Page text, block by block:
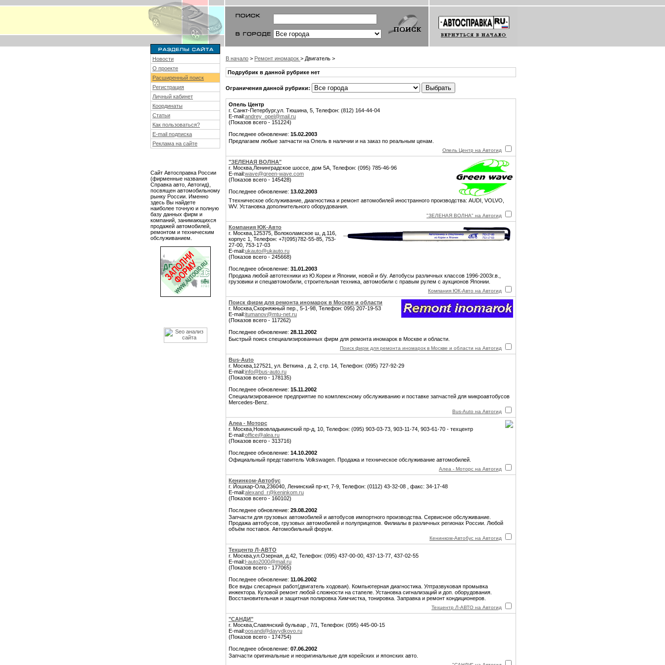
Новости
О проекте
Расширенный поиск
Регистрация
Личный кабинет
Координаты
Статьи
Как пользоваться?
E-mail подписка
Реклама на сайте
Сайт Автосправка России
(фирменные названия
Справка авто, Автогид),
посвящен автомобильному
рынку России. Именно
здесь Вы найдете
наиболее точную и полную
базу данных фирм и
компаний, занимающихся
продажей автомобилей,
ремонтом и техническим
обслуживанием.
В начало > Ремонт иномарок > Двигатель >
Подрубрик в данной рубрике нет
Ограничения данной рубрики:
Опель Центр
г. Санкт-Петербург,ул. Тюшина, 5, Телефон: (812) 164-44-04
E-mail:andrey_opel@mail.ru
(Показов всего - 151224)
Последнее обновление: 15.02.2003
Предлагаем любые запчасти на Опель в наличии и на заказ по реальным ценам.
Опель Центр на Автогид
"ЗЕЛЕНАЯ ВОЛНА"
г. Москва,Ленинградское шоссе, дом 5А, Телефон: (095) 785-46-96
E-mail:wave@green-wave.com
(Показов всего - 145428)
Последнее обновление: 13.02.2003
Ттехническое обслуживание, диагностика и ремонт автомобилей иностранного производства: AUDI, VOLVO,
WV. Установка дополнительного оборудования.
"ЗЕЛЕНАЯ ВОЛНА" на Автогид
Компания ЮК-Авто
г. Москва,125375, Волоколамское ш, д.116,
корпус 1, Телефон: +7(095)782-55-85, 753-
27-00, 753-17-03
E-mail:ukauto@ukauto.ru
(Показов всего - 245668)
Последнее обновление: 31.01.2003
Продажа любой автотехники из Ю.Кореи и Японии, новой и б/у. Автобусы различных классов 1996-2003г.в.,
грузовики и спецавтомобили, строительная техника, автомобили с правым рулем с аукционов Японии.
Компания ЮК-Авто на Автогид
Поиск фирм для ремонта иномарок в Москве и области
г. Москва,Скорняжный пер., 5-1-98, Телефон: 095) 207-19-53
E-mail:itumanov@mtu-net.ru
(Показов всего - 117262)
Последнее обновление: 28.11.2002
Быстрый поиск специализированных фирм для ремонта иномарок в Москве и области.
Поиск фирм для ремонта иномарок в Москве и области на Автогид
Bus-Auto
г. Москва,127521, ул. Веткина , д. 2, стр. 14, Телефон: (095) 727-92-29
E-mail:info@bus-auto.ru
(Показов всего - 178135)
Последнее обновление: 15.11.2002
Специализированное предприятие по комплексному обслуживанию и поставке запчастей для микроавтобусов
Mercedes-Benz.
Bus-Auto на Автогид
Алеа - Моторс
г. Москва,Нововладыкинский пр-д, 10, Телефон: (095) 903-03-73, 903-11-74, 903-61-70 - техцентр
E-mail:office@alea.ru
(Показов всего - 313716)
Последнее обновление: 14.10.2002
Официальный представитель Volkswagen. Продажа и техническое обслуживание автомобилей.
Алеа - Моторс на Автогид
Кенинком-Автобус
г. Йошкар-Ола,236040, Ленинский пр-кт, 7-9, Телефон: (0112) 43-32-08 , факс: 34-17-48
E-mail:alexand_r@keninkom.ru
(Показов всего - 160102)
Последнее обновление: 29.08.2002
Запчасти для грузовых автомобилей и автобусов импортного производства. Сервисное обслуживание.
Продажа автобусов, грузовых автомобилей и полуприцепов. Филиалы в различных регионах России. Любой
объём поставок. Автомобильный форум.
Кенинком-Автобус на Автогид
Техцентр Л-АВТО
г. Москва,ул.Озерная, д.42, Телефон: (095) 437-00-00, 437-13-77, 437-02-55
E-mail:l-auto2000@mail.ru
(Показов всего - 177065)
Последнее обновление: 11.06.2002
Все виды слесарных работ(двигатель ходовая). Компьютерная диагностика. Ултразвуковая промывка
инжектора. Кузовой ремонт любой сложности на стапеле. Установка сигнализаций и доп. оборудования.
Восстановительная и защитная полировка Химчистка, тонировка. Заправка и ремонт кондиционеров.
Техцентр Л-АВТО на Автогид
"САНДИ"
г. Москва,Славянский бульвар , 7/1, Телефон: (095) 445-00-15
E-mail:oosandi@davydkovo.ru
(Показов всего - 174754)
Последнее обновление: 07.06.2002
Запчасти оригинальные и неоригинальные для корейских и японских авто.